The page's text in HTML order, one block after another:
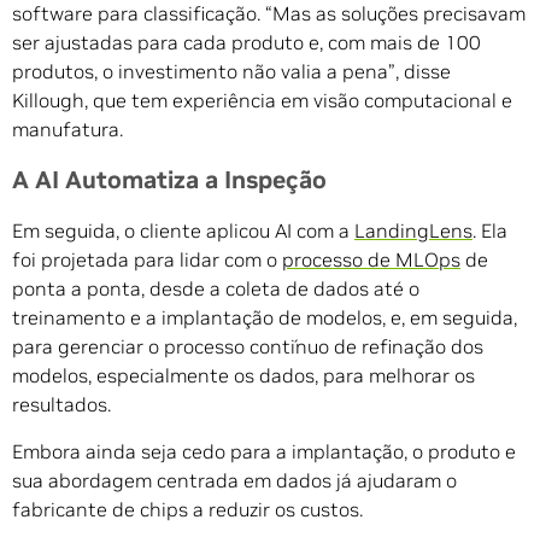
software para classificação. “Mas as soluções precisavam
ser ajustadas para cada produto e, com mais de 100
produtos, o investimento não valia a pena”, disse
Killough, que tem experiência em visão computacional e
manufatura.
A AI Automatiza a Inspeção
Em seguida, o cliente aplicou AI com a LandingLens. Ela
foi projetada para lidar com o processo de MLOps de
ponta a ponta, desde a coleta de dados até o
treinamento e a implantação de modelos, e, em seguida,
para gerenciar o processo contínuo de refinação dos
modelos, especialmente os dados, para melhorar os
resultados.
Embora ainda seja cedo para a implantação, o produto e
sua abordagem centrada em dados já ajudaram o
fabricante de chips a reduzir os custos.